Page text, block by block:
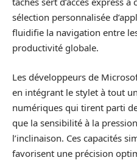
sélection personnalisée
fluidifie la navigation entre
productivité globale.
Les développeurs de
en intégrant le stylet à tout
numériques qui tirent parti
que la sensibilité à la
l’inclinaison. Ces capacités
favorisent une précision